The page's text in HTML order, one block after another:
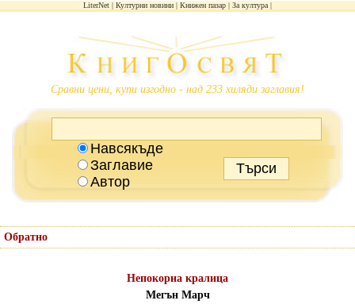
LiterNet Културни новини Книжен пазар За култура
Сравни цени, купи изгодно - над 233 хиляди заглавия!
Навсякъде
Заглавие
Автор
Обратно
Непокорна кралица
Мегън Марч